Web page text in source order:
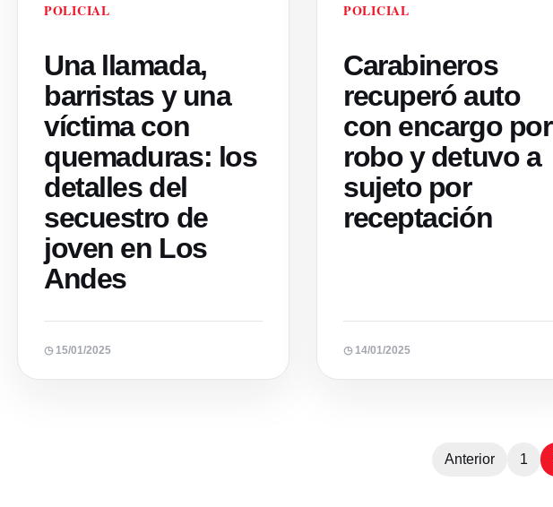
POLICIAL
Una llamada,
barristas y una
víctima con
quemaduras: los
detalles del
secuestro de
joven en Los
Andes
◷ 15/01/2025
POLICIAL
Carabineros
recuperó auto
con encargo por
robo y detuvo a
sujeto por
receptación
◷ 14/01/2025
Anterior 1